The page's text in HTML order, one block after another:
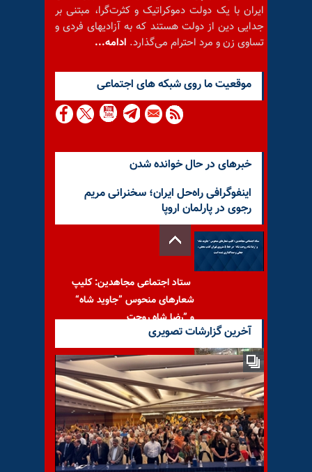
ایران با یک دولت دموکراتیک و کثرت‌گرا، مبتنی بر
جدایی دین از دولت هستند که به آزادیهای فردی و
تساوی زن و مرد احترام می‌گذارد. ادامه...
موقعيت ما روى شبكه هاى اجتماعى
خبرهای در حال خوانده شدن
اینفوگرافی راه‌حل ایران؛ سخنرانی مریم
رجوی در پارلمان اروپا
ستاد اجتماعی مجاهدین: کلیپ
شعارهای منحوس ”جاوید شاه“
و ”رضا شاه روحت
واکنشهای وحشت‌آلود دیکتاتوری
آخوندی در برابر قیام توفنده مردم
به‌پاخاسته میهن
آخرین گزارشات تصویری